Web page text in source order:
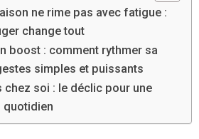
ne rime pas avec fatigue :
change tout
boost : comment rythmer sa
simples et puissants
soi : le déclic pour une
quotidien